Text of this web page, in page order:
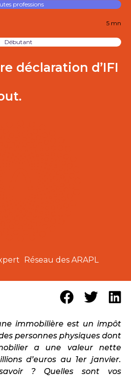
professions
5 mn
Débutant
déclaration d’IFI
Réseau des ARAPL
immobilière est un impôt
personnes physiques dont
a une valeur nette
d’euros au 1er janvier.
? Quelles sont vos